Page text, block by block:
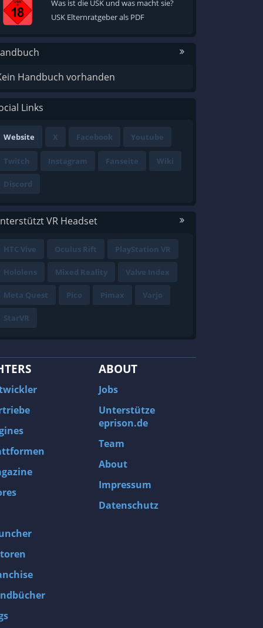
Was ist die USK und was macht sie?
USK Elternratgeber als PDF
Handbuch vorhanden
Links
Website X Facebook Youtube
Twitch Instagram Fanseite Wiki
Discord
VR Headset
HTC Vive Oculus Rift PlayStation VR
Hololens Mixed Reality Valve Index
Meta Quest Pico Pimax Varjo
StarVR
ABOUT
Jobs
Unterstütze
eprison.de
Team
About
Impressum
Datenschutz